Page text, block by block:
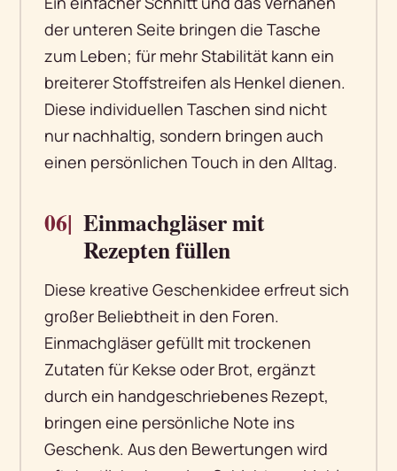
der unteren Seite bringen die Tasche
zum Leben; für mehr Stabilität kann ein
breiterer Stoffstreifen als Henkel dienen.
Diese individuellen Taschen sind nicht
nur nachhaltig, sondern bringen auch
einen persönlichen Touch in den Alltag.
06| Einmachgläser mit
Rezepten füllen
Diese kreative Geschenkidee erfreut sich
großer Beliebtheit in den Foren.
Einmachgläser gefüllt mit trockenen
Zutaten für Kekse oder Brot, ergänzt
durch ein handgeschriebenes Rezept,
bringen eine persönliche Note ins
Geschenk. Aus den Bewertungen wird